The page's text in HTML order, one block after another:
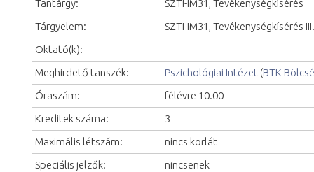
Tantárgy:
SZTI-IM31, Tevékenységkísérés
Tárgyelem:
SZTI-IM31, Tevékenységkísérés III.
Oktató(k):
Meghirdető tanszék:
Pszichológiai Intézet (BTK
Óraszám:
félévre 10.00
Kreditek száma:
3
Maximális létszám:
nincs korlát
Speciális jelzők:
nincsenek